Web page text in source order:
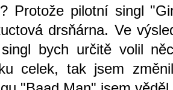
Protože pilotní singl
drsňárna. Ve
bych určitě volil
celek, tak jsem